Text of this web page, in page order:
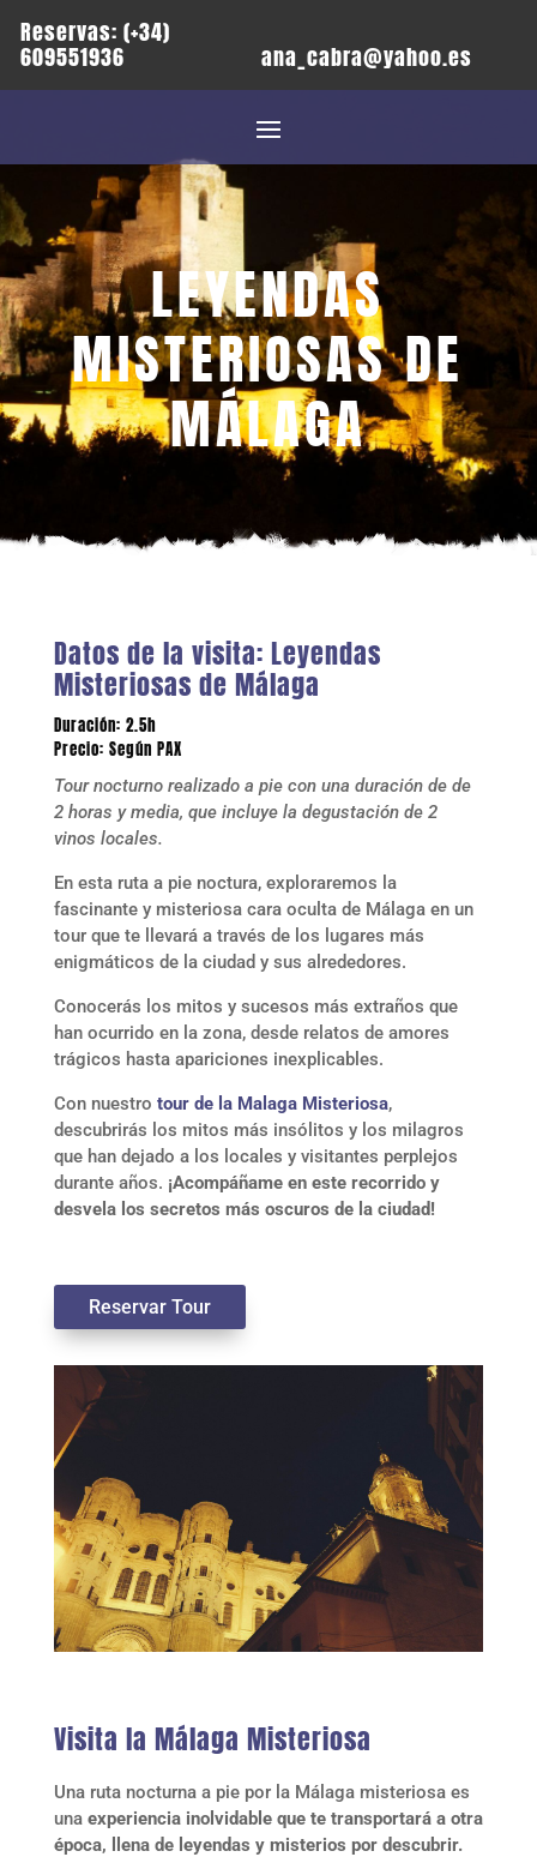
Reservas: (+34)
609551936 ana_cabra@yahoo.es
LEYENDAS
MISTERIOSAS DE
MÁLAGA
Datos de la visita: Leyendas
Misteriosas de Málaga
Duración: 2.5h
Precio: Según PAX
Tour nocturno realizado a pie con una duración de de
2 horas y media, que incluye la degustación de 2
vinos locales.
En esta ruta a pie noctura, exploraremos la
fascinante y misteriosa cara oculta de Málaga en un
tour que te llevará a través de los lugares más
enigmáticos de la ciudad y sus alrededores.
Conocerás los mitos y sucesos más extraños que
han ocurrido en la zona, desde relatos de amores
trágicos hasta apariciones inexplicables.
Con nuestro tour de la Malaga Misteriosa,
descubrirás los mitos más insólitos y los milagros
que han dejado a los locales y visitantes perplejos
durante años. ¡Acompáñame en este recorrido y
desvela los secretos más oscuros de la ciudad!
Reservar Tour
Visita la Málaga Misteriosa
Una ruta nocturna a pie por la Málaga misteriosa es
una experiencia inolvidable que te transportará a otra
época, llena de leyendas y misterios por descubrir.